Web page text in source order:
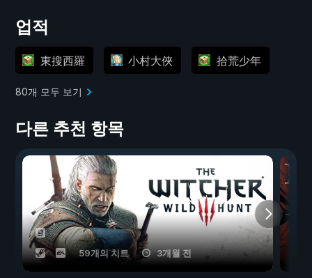
업적
東搜西羅 小村大俠 拾荒少年
80개 모두 보기
다른 추천 항목
59개의 치트 3개월 전